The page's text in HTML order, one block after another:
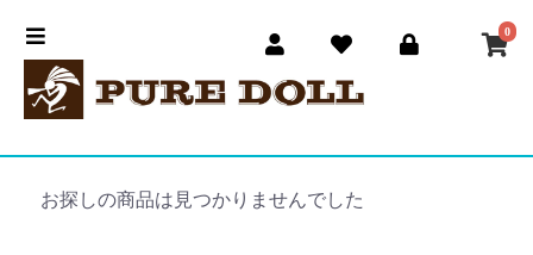
0
お探しの商品は見つかりませんでした